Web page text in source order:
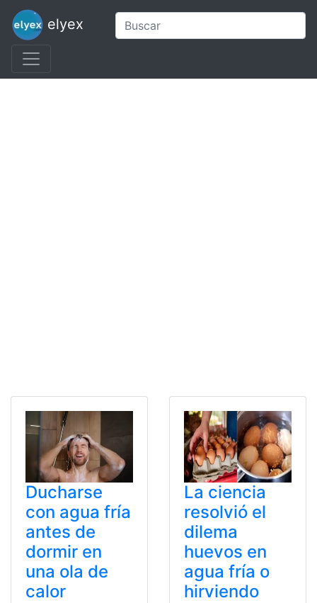
elyex
Ducharse
con agua fría
antes de
dormir en
una ola de
calor
La ciencia
resolvió el
dilema
huevos en
agua fría o
hirviendo